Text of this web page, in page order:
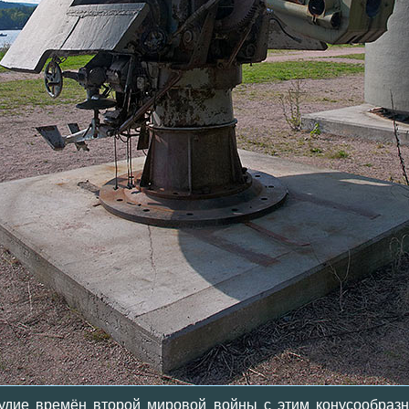
времён второй мировой войны с этим